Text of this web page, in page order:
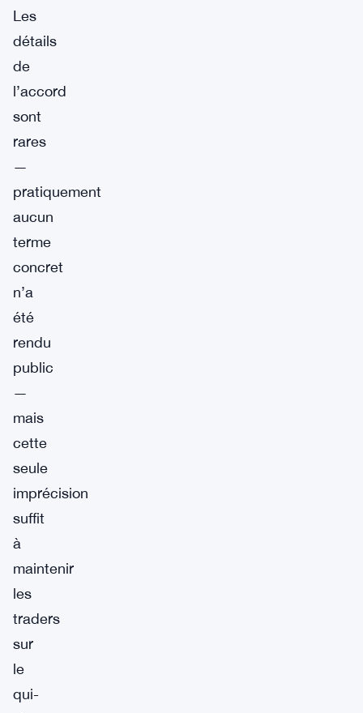
Les
détails
de
l’accord
sont
rares
—
pratiquement
aucun
terme
concret
n’a
été
rendu
public
—
mais
cette
seule
imprécision
suffit
à
maintenir
les
traders
sur
le
qui-